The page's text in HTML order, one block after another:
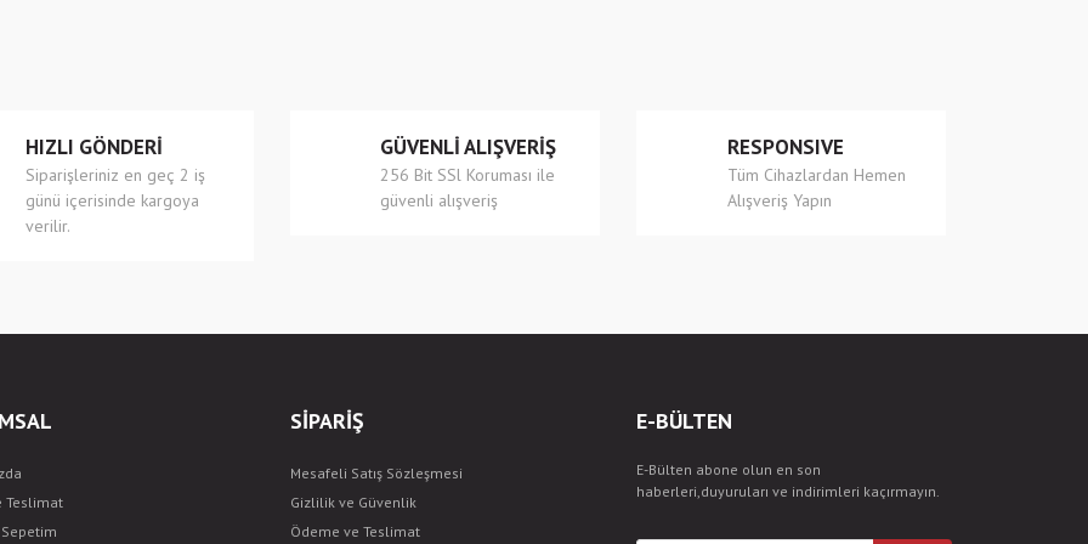
HIZLI GÖNDERİ
Siparişleriniz en geç 2 iş
günü içerisinde kargoya
verilir.
GÜVENLİ ALIŞVERİŞ
256 Bit SSl Koruması ile
güvenli alışveriş
RESPONSIVE
Tüm Cihazlardan Hemen
Alışveriş Yapın
Teslimat
Sepetim
SİPARİŞ
Mesafeli Satış Sözleşmesi
Gizlilik ve Güvenlik
Ödeme ve Teslimat
E-BÜLTEN
E-Bülten abone olun en son
haberleri,duyuruları ve indirimleri kaçırmayın.